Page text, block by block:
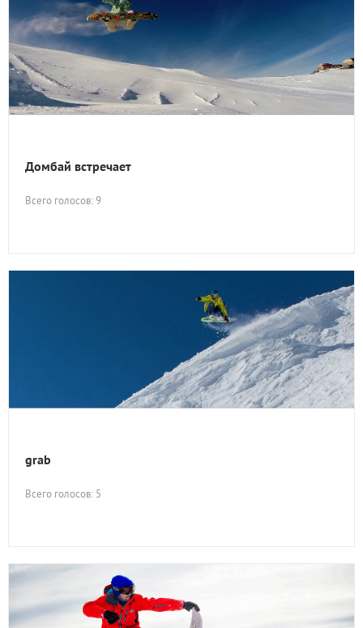
Домбай встречает
Всего голосов: 9
grab
Всего голосов: 5